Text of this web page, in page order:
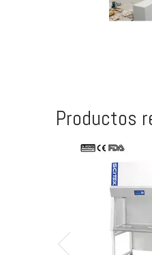
Productos